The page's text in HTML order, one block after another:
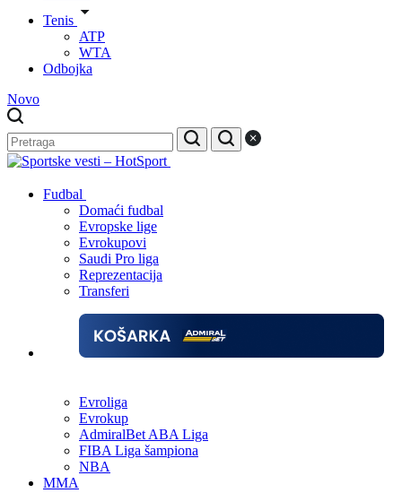
Tenis
ATP
WTA
Odbojka
Novo
Fudbal
Domaći fudbal
Evropske lige
Evrokupovi
Saudi Pro liga
Reprezentacija
Transferi
Evroliga
Evrokup
AdmiralBet ABA Liga
FIBA Liga šampiona
NBA
MMA